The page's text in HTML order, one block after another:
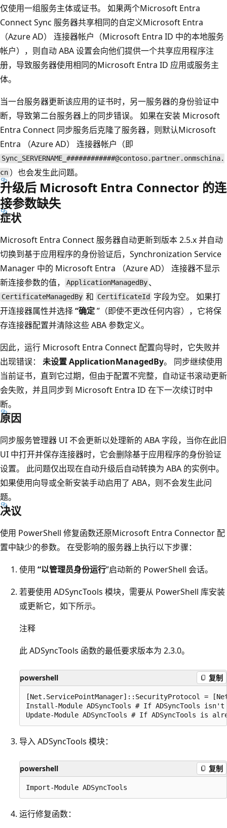
仅使用一组服务主体或证书。 如果两个Microsoft Entra
Connect Sync 服务器共享相同的自定义Microsoft Entra
（Azure AD） 连接器帐户（Microsoft Entra ID 中的本地服务
帐户），则自动 ABA 设置会向他们提供一个共享应用程序注
册，导致服务器使用相同的Microsoft Entra ID 应用或服务主
体。
当一台服务器更新该应用的证书时，另一服务器的身份验证中
断，导致第二台服务器上的同步错误。 如果在安装 Microsoft
Entra Connect 同步服务后克隆了服务器，则默认Microsoft
Entra （Azure AD） 连接器帐户（即
Sync_SERVERNAME_############@contoso.partner.onmschina.
cn ）也会发生此问题。
升级后 Microsoft Entra Connector 的连
接参数缺失
症状
Microsoft Entra Connect 服务器自动更新到版本 2.5.x 并自动
切换到基于应用程序的身份验证后，Synchronization Service
Manager 中的 Microsoft Entra （Azure AD） 连接器不显示
新连接参数的值，
ApplicationManagedBy 、
CertificateManagedBy 和 CertificateId
字段为空。 如果打
开连接器属性并选择“确定”（即使不更改任何内容），它将保
存连接器配置并清除这些 ABA 参数定义。
因此，运行 Microsoft Entra Connect 配置向导时，它失败并
出现错误： 未设置 ApplicationManagedBy。 同步继续使用
当前证书，直到它过期，但由于配置不完整，自动证书滚动更新
会失败，并且同步到 Microsoft Entra ID 在下一次续订时中
断。
原因
同步服务管理器 UI 不会更新以处理新的 ABA 字段，当你在此旧
UI 中打开并保存连接器时，它会删除基于应用程序的身份验证
设置。 此问题仅出现在自动升级后自动转换为 ABA 的实例中。
如果使用向导或全新安装手动启用了 ABA，则不会发生此问
题。
决议
使用 PowerShell 修复函数还原Microsoft Entra Connector 配
置中缺少的参数。 在受影响的服务器上执行以下步骤：
使用 “以管理员身份运行”启动新的 PowerShell 会话。
若要使用 ADSyncTools 模块，需要从 PowerShell 库安装
或更新它，如下所示。
注释
此 ADSyncTools 函数的最低要求版本为 2.3.0。
powershell 复制
[Net.ServicePointManager]::SecurityProtocol =
Install-Module ADSyncTools # If ADSyncTools
导入 ADSyncTools 模块：
powershell 复制
运行修复函数：